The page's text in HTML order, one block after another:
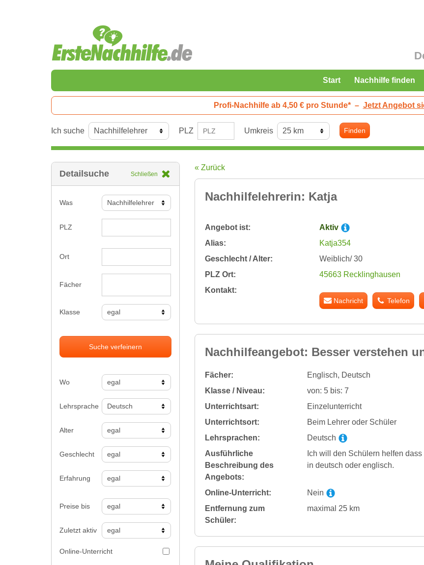
Start Nachhilfe finden
Profi-Nachhilfe ab 4,50 € pro Stunde* – Jetzt Angebot
Ich suche PLZ Umkreis Finden
Detailsuche Schließen
Was
PLZ
Ort
Fächer
Klasse
Suche verfeinern
Wo
Lehrsprache
Alter
Geschlecht
Erfahrung
Preise bis
Zuletzt aktiv
Online-Unterricht
« Zurück
Nachhilfelehrerin: Katja
Angebot ist:
Aktiv
Alias:
Katja354
Geschlecht / Alter:
Weiblich/ 30
PLZ Ort:
45663 Recklinghausen
Kontakt:
Nachricht Telefon
Nachhilfeangebot: Besser verstehen
Fächer:
Englisch, Deutsch
Klasse / Niveau:
von: 5 bis: 7
Unterrichtsart:
Einzelunterricht
Unterrichtsort:
Beim Lehrer oder Schüler
Lehrsprachen:
Deutsch
Ausführliche
Beschreibung des
Angebots:
Ich will den Schülern helfen
in deutsch oder englisch.
Online-Unterricht:
Nein
Entfernung zum
Schüler:
maximal 25 km